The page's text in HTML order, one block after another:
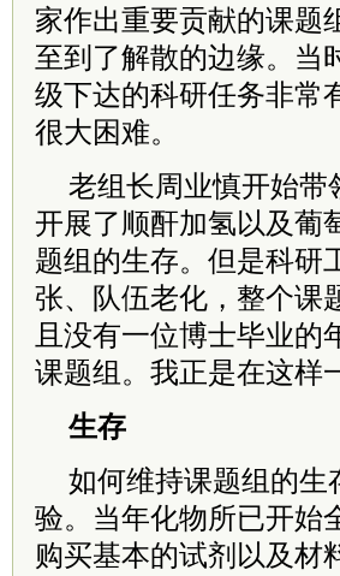
家作出重要贡献的课题
至到了解散的边缘。当
级下达的科研任务非常
很大困难。
老组长周业慎开始带
开展了顺酐加氢以及葡
题组的生存。但是科研
张、队伍老化，整个课
且没有一位博士毕业的
课题组。我正是在这样
生存
如何维持课题组的生
验。当年化物所已开始
购买基本的试剂以及材